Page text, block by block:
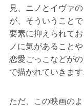
見、ニノとイヴァ
が、そういうこと
要素に抑えられて
ノに気があること
恋愛ごっこなどが
で描かれていきます
ただ、この映画の